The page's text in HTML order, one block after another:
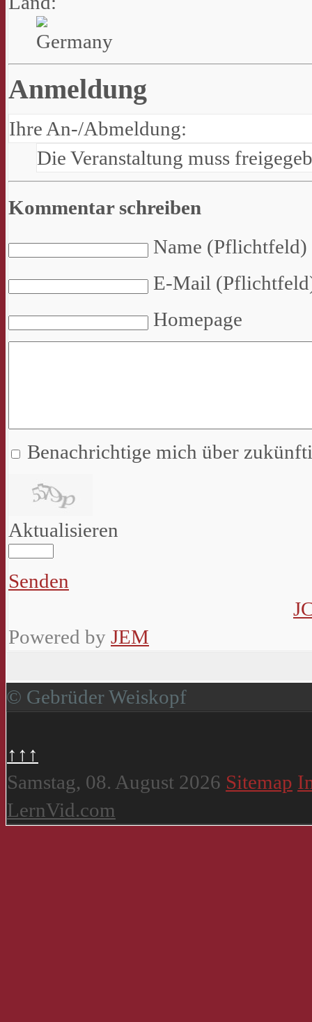
Anmeldung
Ihre An-/Abmeldung:
Die Veranstaltung muss
Kommentar schreiben
Name (Pflichtfeld)
E-Mail
Homepage
Benachrichtige mich über
Aktualisieren
Senden
Powered by JEM
© Gebrüder Weiskopf
↑↑↑
Samstag, 08. August 2026 Sitemap
LernVid.com